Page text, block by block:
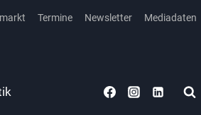
Termine Newsletter Mediadaten